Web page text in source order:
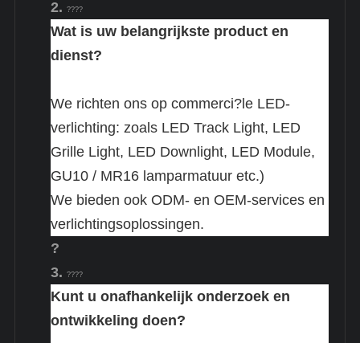
2. ????
Wat is uw belangrijkste product en
dienst?
We richten ons op commerci?le LED-
verlichting: zoals LED Track Light, LED
Grille Light, LED Downlight, LED Module,
GU10 / MR16 lamparmatuur etc.)
We bieden ook ODM- en OEM-services en
verlichtingsoplossingen.
?
3. ????
Kunt u onafhankelijk onderzoek en
ontwikkeling doen?